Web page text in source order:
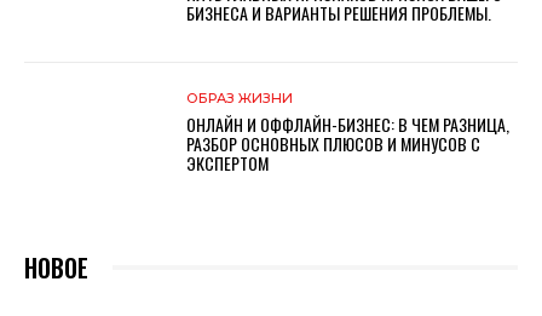
БИЗНЕСА И ВАРИАНТЫ РЕШЕНИЯ ПРОБЛЕМЫ.
ОБРАЗ ЖИЗНИ
ОНЛАЙН И ОФФЛАЙН-БИЗНЕС: В ЧЕМ РАЗНИЦА,
РАЗБОР ОСНОВНЫX ПЛЮСОВ И МИНУСОВ С
ЭКСПЕРТОМ
НОВОЕ